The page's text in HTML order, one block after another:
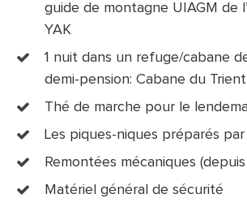
guide de montagne UIAGM de
YAK
1 nuit dans un refuge/cabane
demi-pension: Cabane du Trient
Thé de marche pour le
Les piques-niques préparés par
Remontées mécaniques
Matériel général de sécurité